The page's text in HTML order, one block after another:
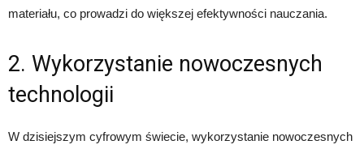
materiału, co prowadzi do większej efektywności nauczania.
2. Wykorzystanie nowoczesnych
technologii
W dzisiejszym cyfrowym świecie, wykorzystanie nowoczesnych